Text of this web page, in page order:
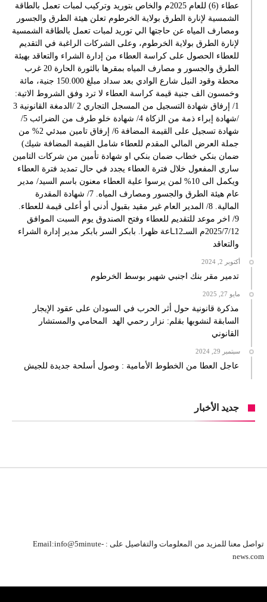
عطاء (6) للعام 2025م والخاص بتوريد وتركيب لمبات تعمل بالطاقة
الشمسية لإنارة الطرق بولاية الخرطوم تعلن هيئة الطرق والجسور
ومصارف المياه عن حاجتها الي توريد لمبات تعمل بالطاقة الشمسية
لإنارة الطرق بولاية الخرطوم، وعلى الشركات الراغبة في التقديم
للعطاء الحصول على كراسة العطاء من إدارة الشراء والتعاقد بهيئة
الطرق والجسور و مصارف المياه بمقرها بالثورة الحارة 20 غرب
محطة وقود النيل شارع الوادي بعد سداد مبلغ 150.000 جنية، مائة
وخمسون الف جنية قيمة كراسة العطاء لا ترد وفق الشروط الاتية:
1/ إرفاق شهادة التسجيل من المسجل التجاري 2 /الدمغة القانونية 3
/شهادة إبراء ذمة من الزكاة 4/ شهادة خلو طرف من الضرائب 5/
شهادة تسجيل على القيمة المضافة 6/ إرفاق تامين مبدئي 2% من
جملة العرض المالي المقدم للعطاء شامل القيمة المضافة شيك)
ضمان بنكي خطاب ضمان بنكي او شهادة تأمين من شركات التامين
ساري المفعول خلال فترة العطاء يجدد في حال تمديد فترة العطاء
ويكمل الى 10% لمن يرسوا علية العطاء معنون باسم السيد/ مدير
عام هيئة الطرق والجسور ومصارف المياه. 7/ شهادة المقدرة
المالية. 8/ المدير العام غير مقيد بقبول أدني أو أعلى قيمة للعطاء.
9/ اخر موعد للتقديم للعطاء وفتح الصندوق يوم السبت الموافق
2025/7/12م السـ12ـاعة ظهرا. بابكر السر بابكر مدير إدارة الشراء
والتعاقد
أكتوبر 2, 2024
تدمير مقر بنك اجنبي شهير بوسط الخرطوم
مايو 27, 2025
مذكرة قانونية حول أثر الحرب في السودان على عقود الإيجار
السابقة لنشوبها بقلم: نزار رحمي الهد المحامي والمستشار
القانوني
سبتمبر 29, 2024
عاجل العطا من الخطوط الأمامية : وصول أسلحة جديدة للجيش
جديد الأخبار
تواصل معنا للمزيد من المعلومات والتفاصيل على : Email:info@5minute-
news.com